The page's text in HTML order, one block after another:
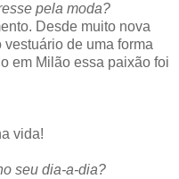
pela moda?
Desde muito nova
de uma forma
em Milão essa paixão foi
vida!
seu dia-a-dia?